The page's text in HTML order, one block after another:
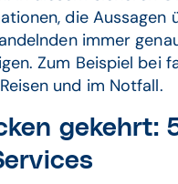
die Aussagen
immer
Zum Beispiel bei
und im Notfall.
gekehrt: